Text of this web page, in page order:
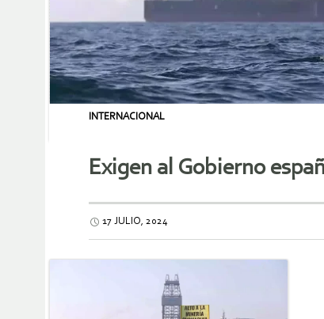
INTERNACIONAL
Exigen al Gobierno
17 JULIO, 2024